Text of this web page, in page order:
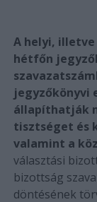
A helyi,
hétfőn
jegyzőkönyvi
állapíthatják
tisztséget és
valamint a
választási
bizottság
döntésének